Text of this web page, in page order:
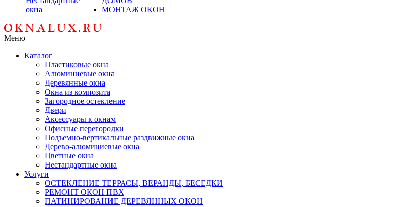
окна
МОНТАЖ ОКОН
Меню
Каталог
Пластиковые окна
Алюминиевые окна
Деревянные окна
Окна из композита
Загородное остекление
Двери
Аксессуары к окнам
Офисные перегородки
Подъемно-вертикальные раздвижные окна
Дерево-алюминиевые окна
Цветные окна
Нестандартные окна
Услуги
ОСТЕКЛЕНИЕ ТЕРРАСЫ, ВЕРАНДЫ, БЕСЕДКИ
РЕМОНТ ОКОН ПВХ
ПАТИНИРОВАНИЕ ДЕРЕВЯННЫХ ОКОН